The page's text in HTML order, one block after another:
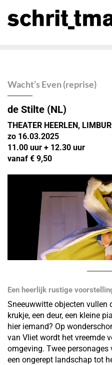
Wacht’s Even (reprise)
de Stilte (NL)
THEATER HEERLEN,
zo 16.03.2025
11.00 uur + 12.30 uur
vanaf € 9,50
Een heerlijk rustige
Sneeuwwitte objecten vullen
krukje, een deur, een kleine
hier iemand? Op
van Vliet wordt het vreemde
omgeving. Twee
een ongerept landschap tot